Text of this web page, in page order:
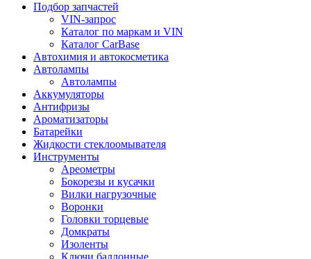
Подбор запчастей
VIN-запрос
Каталог по маркам и VIN
Каталог CarBase
Автохимия и автокосметика
Автолампы
Автолампы
Аккумуляторы
Антифризы
Ароматизаторы
Батарейки
Жидкости стеклоомывателя
Инструменты
Ареометры
Бокорезы и кусачки
Вилки нагрузочные
Воронки
Головки торцевые
Домкраты
Изоленты
Ключи баллонные